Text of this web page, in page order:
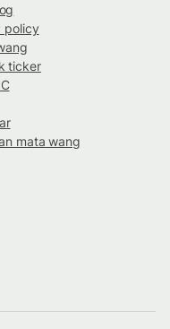
policy
ticker
mata wang